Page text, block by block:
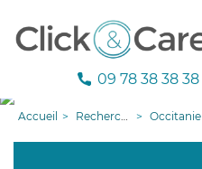
09 78 38 38 38
Accueil Recherche aide à domicile Occitanie